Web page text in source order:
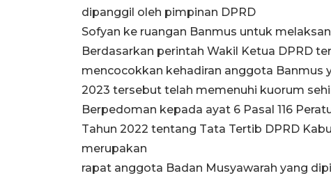
dipanggil oleh pimpinan DPRD
Sofyan ke ruangan Banmus untuk
Berdasarkan perintah Wakil Ketua DPRD
mencocokkan kehadiran anggota Banmus
2023 tersebut telah memenuhi kuorum
Berpedoman kepada ayat 6 Pasal 116
Tahun 2022 tentang Tata Tertib DPRD
merupakan
rapat anggota Badan Musyawarah yang